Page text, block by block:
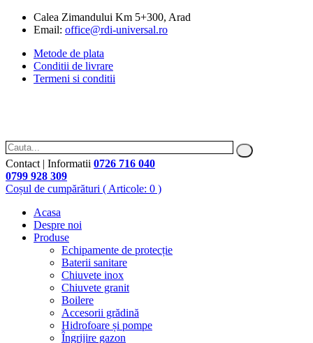
Calea Zimandului Km 5+300, Arad
Email: office@rdi-universal.ro
Metode de plata
Conditii de livrare
Termeni si conditii
Contact | Informatii 0726 716 040
0799 928 309
Coșul de cumpărături ( Articole: 0 )
Acasa
Despre noi
Produse
Echipamente de protecție
Baterii sanitare
Chiuvete inox
Chiuvete granit
Boilere
Accesorii grădină
Hidrofoare și pompe
Îngrijire gazon